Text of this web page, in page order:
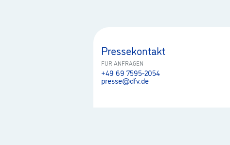
Pressekontakt
FÜR ANFRAGEN
+49 69 7595-2054
presse@dfv.de